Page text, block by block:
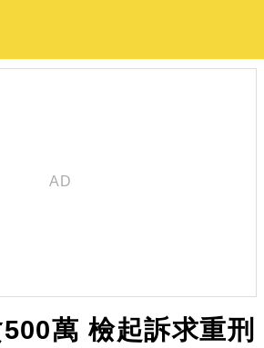
萬 檢起訴求重刑